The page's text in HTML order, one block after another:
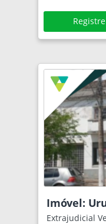
Imóvel:
Extrajudicial